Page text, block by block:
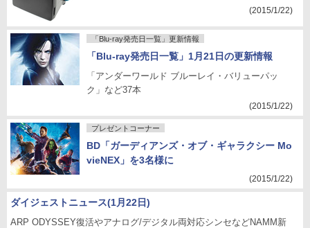
(2015/1/22)
「Blu-ray発売日一覧」更新情報
「Blu-ray発売日一覧」1月21日の更新情報
「アンダーワールド ブルーレイ・バリューパッ
ク」など37本
(2015/1/22)
プレゼントコーナー
BD「ガーディアンズ・オブ・ギャラクシー Mo
vieNEX」を3名様に
(2015/1/22)
ダイジェストニュース(1月22日)
ARP ODYSSEY復活やアナログ/デジタル両対応シンセなどNAMM新